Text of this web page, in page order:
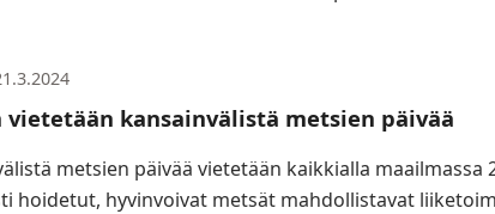
vietetään kansainvälistä metsien päivää
metsien päivää vietetään kaikkialla maailmassa
hoidetut, hyvinvoivat metsät mahdollistavat